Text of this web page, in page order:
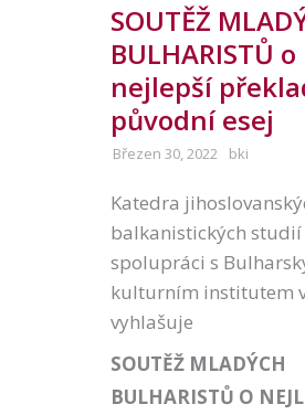
SOUTĚŽ
BULHARISTŮ o
nejlepší
původní esej
Březen 30, 2022 bki
Katedra
balkanistických studií
spolupráci s
kulturním institutem
vyhlašuje
SOUTĚŽ MLADÝCH
BULHARISTŮ O